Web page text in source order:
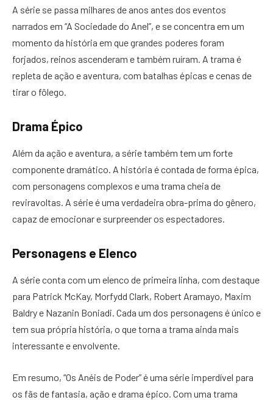
A série se passa milhares de anos antes dos eventos
narrados em “A Sociedade do Anel”, e se concentra em um
momento da história em que grandes poderes foram
forjados, reinos ascenderam e também ruíram. A trama é
repleta de ação e aventura, com batalhas épicas e cenas de
tirar o fôlego.
Drama Épico
Além da ação e aventura, a série também tem um forte
componente dramático. A história é contada de forma épica,
com personagens complexos e uma trama cheia de
reviravoltas. A série é uma verdadeira obra-prima do gênero,
capaz de emocionar e surpreender os espectadores.
Personagens e Elenco
A série conta com um elenco de primeira linha, com destaque
para Patrick McKay, Morfydd Clark, Robert Aramayo, Maxim
Baldry e Nazanin Boniadi. Cada um dos personagens é único e
tem sua própria história, o que torna a trama ainda mais
interessante e envolvente.
Em resumo, “Os Anéis de Poder” é uma série imperdível para
os fãs de fantasia, ação e drama épico. Com uma trama